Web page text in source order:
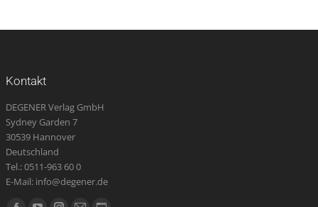
Kontakt
DEGENER Verlag GmbH
Sydney Garden 7
30539 Hannover
Deutschland
Tel.: 0511-963 60 0
E-Mail: info@degener.de
Finden Sie uns auf: